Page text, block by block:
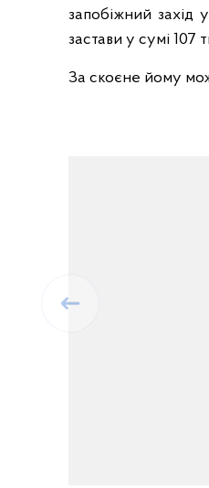
запобіжний захід
застави у сумі 107
За скоєне йому